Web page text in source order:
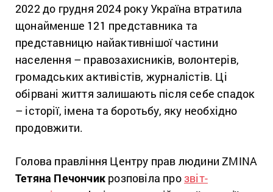
2022 до грудня 2024 року Україна втратила
щонайменше 121 представника та
представницю найактивнішої частини
населення – правозахисників, волонтерів,
громадських активістів, журналістів. Ці
обірвані життя залишають після себе спадок
– історії, імена та боротьбу, яку необхідно
продовжити.
Голова правління Центру прав людини ZMINA
Тетяна Печончик розповіла прозвіт-